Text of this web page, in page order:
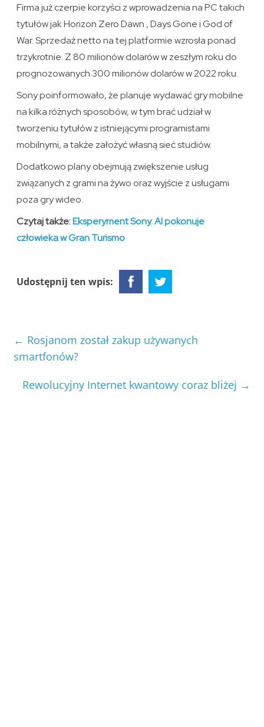
Firma już czerpie korzyści z wprowadzenia na PC takich
tytułów jak Horizon Zero Dawn , Days Gone i God of
War. Sprzedaż netto na tej platformie wzrosła ponad
trzykrotnie. Z 80 milionów dolarów w zeszłym roku do
prognozowanych 300 milionów dolarów w 2022 roku.
Sony poinformowało, że ​​planuje wydawać gry mobilne
na kilka różnych sposobów, w tym brać udział w
tworzeniu tytułów z istniejącymi programistami
mobilnymi, a także założyć własną sieć studiów.
Dodatkowo plany obejmują zwiększenie usług
związanych z grami na żywo oraz wyjście z usługami
poza gry wideo.
Czytaj także:Eksperyment Sony. AI pokonuje
człowieka w Gran Turismo
Udostępnij ten wpis:
← Rosjanom został zakup używanych
smartfonów?
Rewolucyjny Internet kwantowy coraz bliżej →